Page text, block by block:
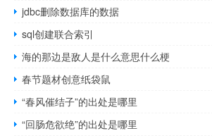
jdbc删除数据库的数据
sql创建联合索引
海的那边是敌人是什么意思什么梗
春节题材创意纸袋鼠
“春风催结子”的出处是哪里
“回肠危欲绝”的出处是哪里